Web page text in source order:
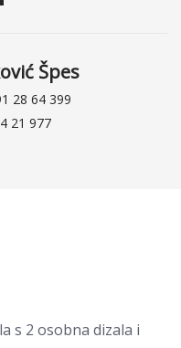
Špes
28 64 399
21 977
s 2 osobna dizala i